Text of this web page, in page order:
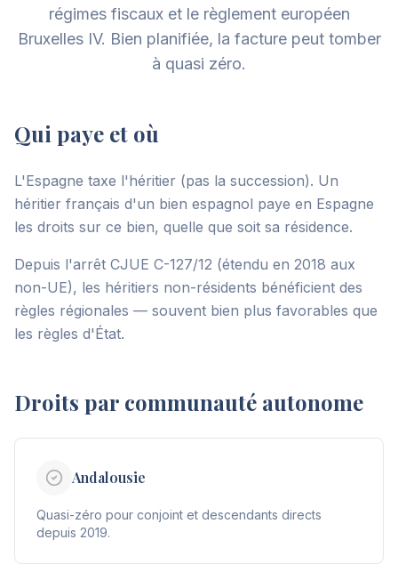
régimes fiscaux et le règlement européen
Bruxelles IV. Bien planifiée, la facture peut tomber
à quasi zéro.
Qui paye et où
L'Espagne taxe l'héritier (pas la succession). Un
héritier français d'un bien espagnol paye en Espagne
les droits sur ce bien, quelle que soit sa résidence.
Depuis l'arrêt CJUE C-127/12 (étendu en 2018 aux
non-UE), les héritiers non-résidents bénéficient des
règles régionales — souvent bien plus favorables que
les règles d'État.
Droits par communauté autonome
Andalousie
Quasi-zéro pour conjoint et descendants directs
depuis 2019.